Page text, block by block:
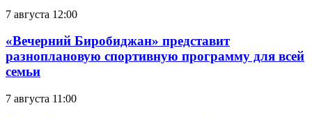
7 августа 12:00
«Вечерний Биробиджан» представит
разноплановую спортивную программу для всей
семьи
7 августа 11:00